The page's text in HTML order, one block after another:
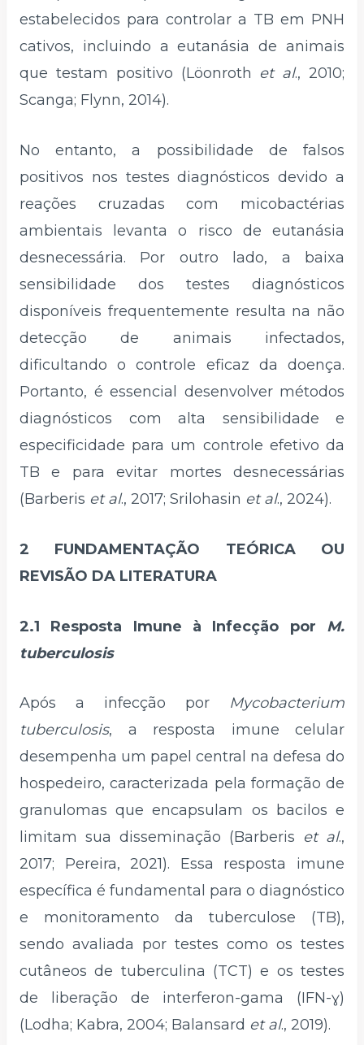
estabelecidos para controlar a TB em PNH
cativos, incluindo a eutanásia de animais
que testam positivo (Löonroth et al., 2010;
Scanga; Flynn, 2014).
No entanto, a possibilidade de falsos
positivos nos testes diagnósticos devido a
reações cruzadas com micobactérias
ambientais levanta o risco de eutanásia
desnecessária. Por outro lado, a baixa
sensibilidade dos testes diagnósticos
disponíveis frequentemente resulta na não
detecção de animais infectados,
dificultando o controle eficaz da doença.
Portanto, é essencial desenvolver métodos
diagnósticos com alta sensibilidade e
especificidade para um controle efetivo da
TB e para evitar mortes desnecessárias
(Barberis et al., 2017; Srilohasin et al., 2024).
2 FUNDAMENTAÇÃO TEÓRICA OU
REVISÃO DA LITERATURA
2.1 Resposta Imune à Infecção por M.
tuberculosis
Após a infecção por Mycobacterium
tuberculosis, a resposta imune celular
desempenha um papel central na defesa do
hospedeiro, caracterizada pela formação de
granulomas que encapsulam os bacilos e
limitam sua disseminação (Barberis et al.,
2017; Pereira, 2021). Essa resposta imune
específica é fundamental para o diagnóstico
e monitoramento da tuberculose (TB),
sendo avaliada por testes como os testes
cutâneos de tuberculina (TCT) e os testes
de liberação de interferon-gama (IFN-ɣ)
(Lodha; Kabra, 2004; Balansard et al., 2019).